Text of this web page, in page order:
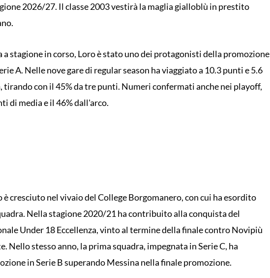
2026/27. Il classe 2003 vestirà la maglia gialloblù in prestito
a stagione in corso, Loro è stato uno dei protagonisti della promozione
A. Nelle nove gare di regular season ha viaggiato a 10.3 punti e 5.6
tirando con il 45% da tre punti. Numeri confermati anche nei playoff,
di media e il 46% dall'arco.
è cresciuto nel vivaio del College Borgomanero, con cui ha esordito
Nella stagione 2020/21 ha contribuito alla conquista del
Under 18 Eccellenza, vinto al termine della finale contro Novipiù
Nello stesso anno, la prima squadra, impegnata in Serie C, ha
in Serie B superando Messina nella finale promozione.